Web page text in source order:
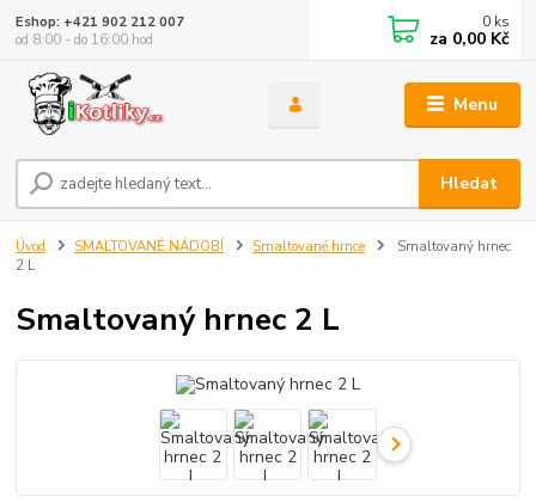
Menu
Hledat
Eshop: +421 902 212 007
od 8:00 - do 16:00 hod
0 ks
za 0,00 Kč
Úvod SMALTOVANÉ NÁDOBÍ Smaltované hrnce
Smaltovaný hrnec
2 L
Smaltovaný hrnec 2 L